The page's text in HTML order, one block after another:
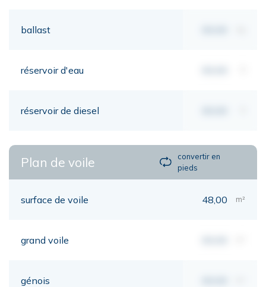
ballast
réservoir d'eau
réservoir de diesel
Plan de voile
convertir en
pieds
surface de voile 48,00 m²
grand voile
génois